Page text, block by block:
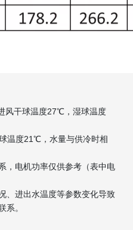
风干球温度27℃，湿球温度
温度21℃，水量与供冷时相
，电机功率仅供参考（表中电
、进出水温度等参数变化导致
系。